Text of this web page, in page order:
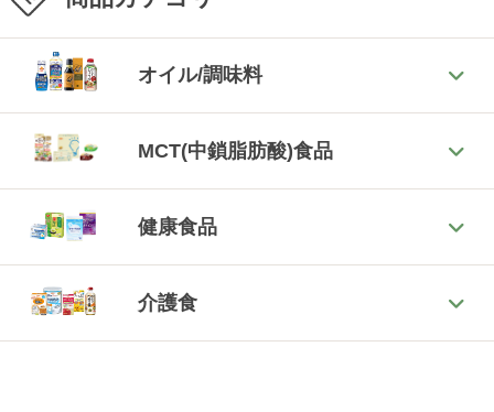
オイル/調味料
MCT(中鎖脂肪酸)食品
健康食品
介護食